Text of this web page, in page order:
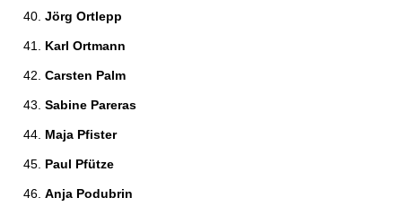
Jörg Ortlepp
Karl Ortmann
Carsten Palm
Sabine Pareras
Maja Pfister
Paul Pfütze
Anja Podubrin